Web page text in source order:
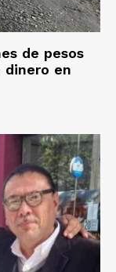
de pesos
dinero en